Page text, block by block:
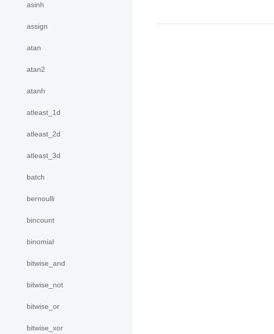
asinh
assign
atan
atan2
atanh
atleast_1d
atleast_2d
atleast_3d
batch
bernoulli
bincount
binomial
bitwise_and
bitwise_not
bitwise_or
bitwise_xor